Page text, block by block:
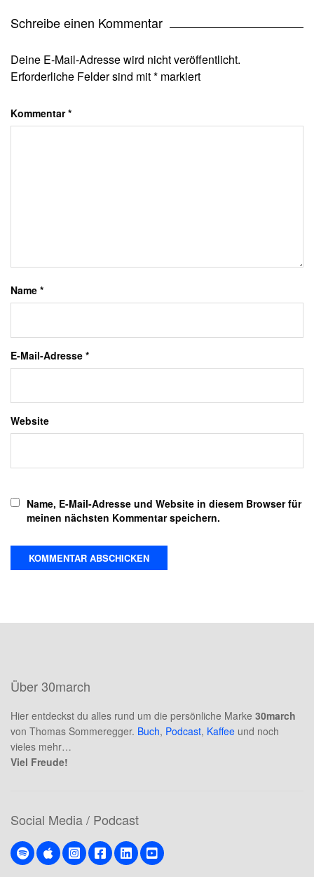
Schreibe einen Kommentar
Deine E-Mail-Adresse wird nicht veröffentlicht.
Erforderliche Felder sind mit* markiert
Kommentar*
Name *
E-Mail-Adresse *
Website
Name, E-Mail-Adresse und Website in diesem Browser für
meinen nächsten Kommentar speichern.
Über 30march
Hier entdeckst du alles rund um die persönliche Marke 30march
von Thomas Sommeregger. Buch, Podcast, Kaffee und noch
vieles mehr…
Viel Freude!
Social Media / Podcast